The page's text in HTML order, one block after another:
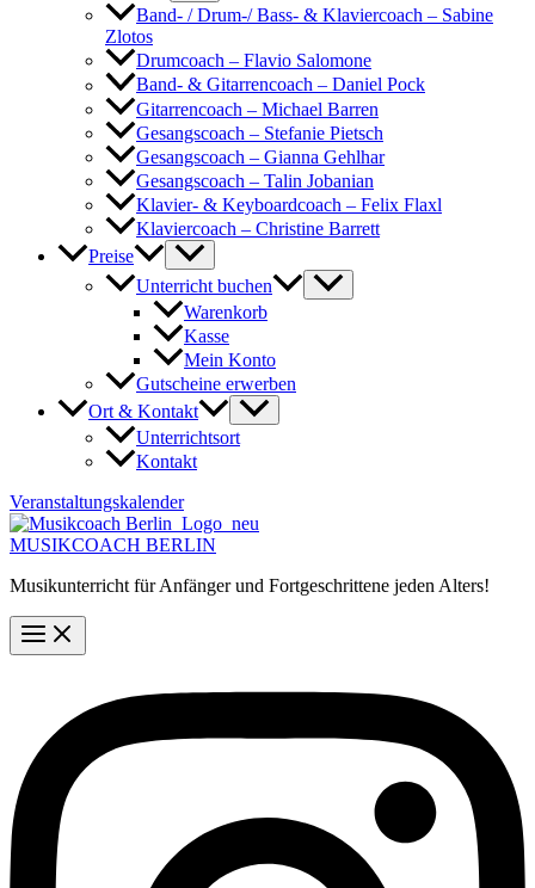
Band- / Drum-/ Bass- & Klaviercoach – Sabine
Zlotos
Drumcoach – Flavio Salomone
Band- & Gitarrencoach – Daniel Pock
Gitarrencoach – Michael Barren
Gesangscoach – Stefanie Pietsch
Gesangscoach – Gianna Gehlhar
Gesangscoach – Talin Jobanian
Klavier- & Keyboardcoach – Felix Flaxl
Klaviercoach – Christine Barrett
Preise
Unterricht buchen
Warenkorb
Kasse
Mein Konto
Gutscheine erwerben
Ort & Kontakt
Unterrichtsort
Kontakt
Veranstaltungskalender
MUSIKCOACH BERLIN
Musikunterricht für Anfänger und Fortgeschrittene jeden Alters!